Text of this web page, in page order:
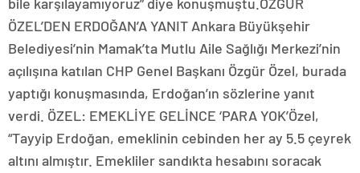
ÖZEL’DEN ERDOĞAN’A YANIT Ankara Büyükşehir
Belediyesi’nin Mamak’ta Mutlu Aile Sağlığı Merkezi’nin
açılışına katılan CHP Genel Başkanı Özgür Özel, burada
yaptığı konuşmasında, Erdoğan’ın sözlerine yanıt
verdi. ÖZEL: EMEKLİYE GELİNCE ‘PARA YOK’Özel,
“Tayyip Erdoğan, emeklinin cebinden her ay 5.5 çeyrek
altını almıştır. Emekliler sandıkta hesabını soracak